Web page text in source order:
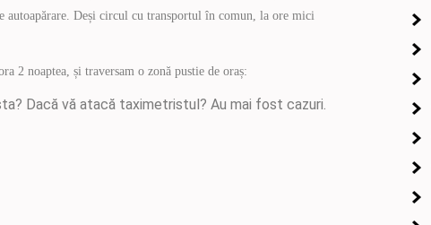
autoapărare. Deși circul cu transportul în comun, la ore mici
2 noaptea, și traversam o zonă pustie de oraș:
Dacă vă atacă taximetristul? Au mai fost cazuri.